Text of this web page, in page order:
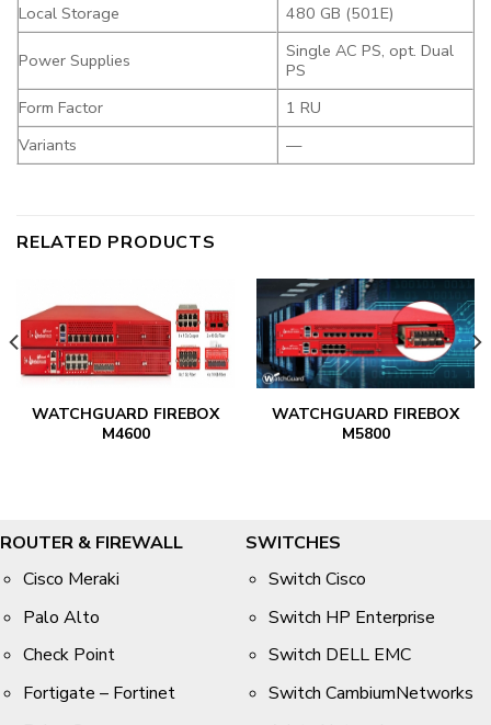
Local Storage
480 GB (501E)
Power Supplies
Single AC PS, opt. Dual
PS
Form Factor
1 RU
Variants
—
RELATED PRODUCTS
WATCHGUARD FIREBOX
M4600
WATCHGUARD FIREBOX
M5800
ROUTER & FIREWALL
Cisco Meraki
Palo Alto
Check Point
Fortigate – Fortinet
SWITCHES
Switch Cisco
Switch HP Enterprise
Switch DELL EMC
Switch CambiumNetworks